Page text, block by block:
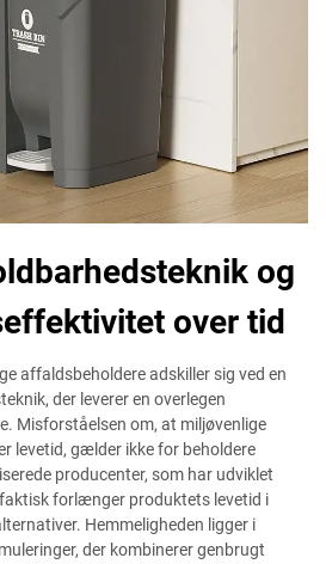
og
over tid
affaldsbeholdere adskiller sig ved en
der leverer en overlegen
Misforståelsen om, at miljøvenlige
levetid, gælder ikke for beholdere
producenter, som har udviklet
forlænger produktets levetid i
Hemmeligheden ligger i
der kombinerer genbrugt